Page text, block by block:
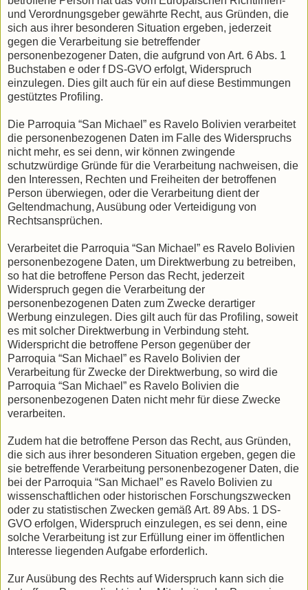
und Verordnungsgeber gewährte Recht, aus Gründen, die
sich aus ihrer besonderen Situation ergeben, jederzeit
gegen die Verarbeitung sie betreffender
personenbezogener Daten, die aufgrund von Art. 6 Abs. 1
Buchstaben e oder f DS-GVO erfolgt, Widerspruch
einzulegen. Dies gilt auch für ein auf diese Bestimmungen
gestütztes Profiling.
Die Parroquia “San Michael” es Ravelo Bolivien verarbeitet
die personenbezogenen Daten im Falle des Widerspruchs
nicht mehr, es sei denn, wir können zwingende
schutzwürdige Gründe für die Verarbeitung nachweisen, die
den Interessen, Rechten und Freiheiten der betroffenen
Person überwiegen, oder die Verarbeitung dient der
Geltendmachung, Ausübung oder Verteidigung von
Rechtsansprüchen.
Verarbeitet die Parroquia “San Michael” es Ravelo Bolivien
personenbezogene Daten, um Direktwerbung zu betreiben,
so hat die betroffene Person das Recht, jederzeit
Widerspruch gegen die Verarbeitung der
personenbezogenen Daten zum Zwecke derartiger
Werbung einzulegen. Dies gilt auch für das Profiling, soweit
es mit solcher Direktwerbung in Verbindung steht.
Widerspricht die betroffene Person gegenüber der
Parroquia “San Michael” es Ravelo Bolivien der
Verarbeitung für Zwecke der Direktwerbung, so wird die
Parroquia “San Michael” es Ravelo Bolivien die
personenbezogenen Daten nicht mehr für diese Zwecke
verarbeiten.
Zudem hat die betroffene Person das Recht, aus Gründen,
die sich aus ihrer besonderen Situation ergeben, gegen die
sie betreffende Verarbeitung personenbezogener Daten, die
bei der Parroquia “San Michael” es Ravelo Bolivien zu
wissenschaftlichen oder historischen Forschungszwecken
oder zu statistischen Zwecken gemäß Art. 89 Abs. 1 DS-
GVO erfolgen, Widerspruch einzulegen, es sei denn, eine
solche Verarbeitung ist zur Erfüllung einer im öffentlichen
Interesse liegenden Aufgabe erforderlich.
Zur Ausübung des Rechts auf Widerspruch kann sich die